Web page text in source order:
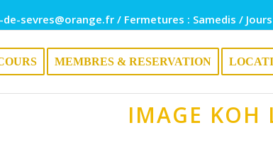
sevres@orange.fr / Fermetures : Samedis /
MEMBRES & RESERVATION
IMAGE KOH